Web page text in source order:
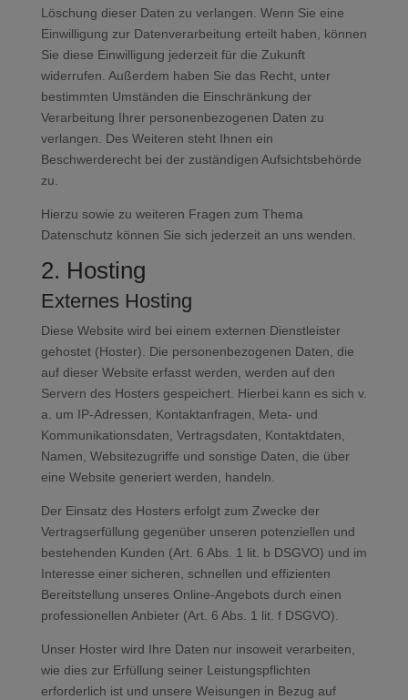
Löschung dieser Daten zu verlangen. Wenn Sie eine
Einwilligung zur Datenverarbeitung erteilt haben, können
Sie diese Einwilligung jederzeit für die Zukunft
widerrufen. Außerdem haben Sie das Recht, unter
bestimmten Umständen die Einschränkung der
Verarbeitung Ihrer personenbezogenen Daten zu
verlangen. Des Weiteren steht Ihnen ein
Beschwerderecht bei der zuständigen Aufsichtsbehörde
zu.
Hierzu sowie zu weiteren Fragen zum Thema
Datenschutz können Sie sich jederzeit an uns wenden.
2. Hosting
Externes Hosting
Diese Website wird bei einem externen Dienstleister
gehostet (Hoster). Die personenbezogenen Daten, die
auf dieser Website erfasst werden, werden auf den
Servern des Hosters gespeichert. Hierbei kann es sich v.
a. um IP-Adressen, Kontaktanfragen, Meta- und
Kommunikationsdaten, Vertragsdaten, Kontaktdaten,
Namen, Websitezugriffe und sonstige Daten, die über
eine Website generiert werden, handeln.
Der Einsatz des Hosters erfolgt zum Zwecke der
Vertragserfüllung gegenüber unseren potenziellen und
bestehenden Kunden (Art. 6 Abs. 1 lit. b DSGVO) und im
Interesse einer sicheren, schnellen und effizienten
Bereitstellung unseres Online-Angebots durch einen
professionellen Anbieter (Art. 6 Abs. 1 lit. f DSGVO).
Unser Hoster wird Ihre Daten nur insoweit verarbeiten,
wie dies zur Erfüllung seiner Leistungspflichten
erforderlich ist und unsere Weisungen in Bezug auf